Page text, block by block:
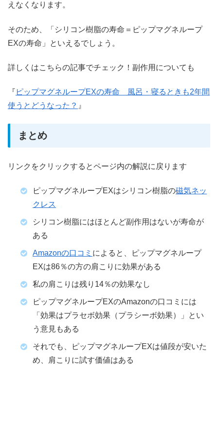
えなくなります。
そのため、「シリコン樹脂の寿命＝ピップマグネループ
EXの寿命」といえるでしょう。
詳しくはこちらの記事でチェック！副作用についても
『 ピップマグネループEXの寿命 風呂・寝るときも2年間
使うとどうなった？ 』
まとめ
リンクをクリックするとページ内の解説に戻ります
ピップマグネループEXはシリコン樹脂の磁気ネッ
クレス
シリコン樹脂にはほとんど副作用はないが寿命が
ある
Amazonの口コミ によると、ピップマグネループ
EXは86％の方の肩こりに効果がある
私の肩こりは残り14％の効果なし
ピップマグネループEXのAmazonの口コミには
「効果はプラセボ効果（プラシーボ効果）」とい
う意見もある
それでも、ピップマグネループEXは値段が安いた
め、肩こりに試す価値はある